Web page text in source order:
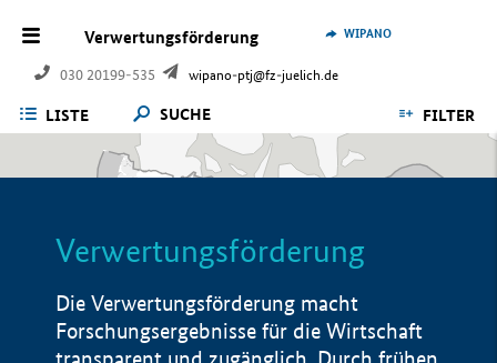
Verwertungsförderung
030 20199-535 wipano-ptj@fz-juelich.de
WIPANO
LISTE SUCHE FILTER
Verwertungsförderung
Die Verwertungsförderung macht
Forschungsergebnisse für die Wirtschaft